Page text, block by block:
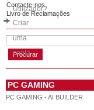
Utilizador?
Criar
uma
conta
Contacte-nos
Livro de Reclamações
PC GAMING
PC GAMING - AI BUILDER